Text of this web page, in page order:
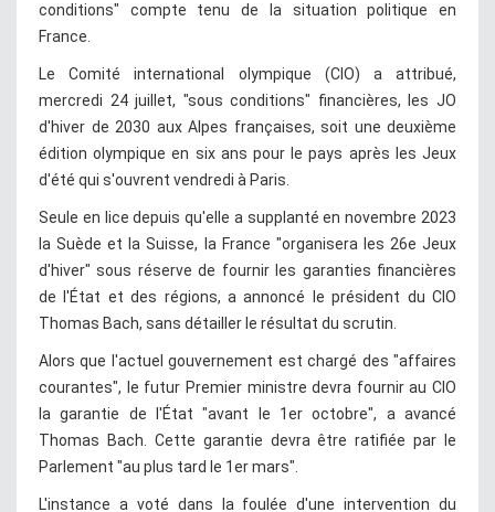
conditions" compte tenu de la situation politique en
France.
Le Comité international olympique (CIO) a attribué,
mercredi 24 juillet, "sous conditions" financières, les JO
d'hiver de 2030 aux Alpes françaises, soit une deuxième
édition olympique en six ans pour le pays après les Jeux
d'été qui s'ouvrent vendredi à Paris.
Seule en lice depuis qu'elle a supplanté en novembre 2023
la Suède et la Suisse, la France "organisera les 26e Jeux
d'hiver" sous réserve de fournir les garanties financières
de l'État et des régions, a annoncé le président du CIO
Thomas Bach, sans détailler le résultat du scrutin.
Alors que l'actuel gouvernement est chargé des "affaires
courantes", le futur Premier ministre devra fournir au CIO
la garantie de l'État "avant le 1er octobre", a avancé
Thomas Bach. Cette garantie devra être ratifiée par le
Parlement "au plus tard le 1er mars".
L'instance a voté dans la foulée d'une intervention du